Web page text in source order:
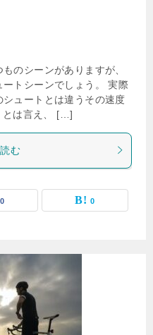
のシーンがありますが、
トシーンでしょう。 実際
ュートとは違うその速度
とは言え、 […]
む
0 0